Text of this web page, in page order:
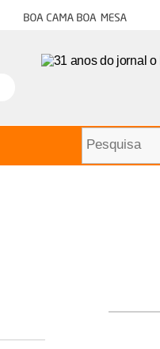
Boa cama boa mesa